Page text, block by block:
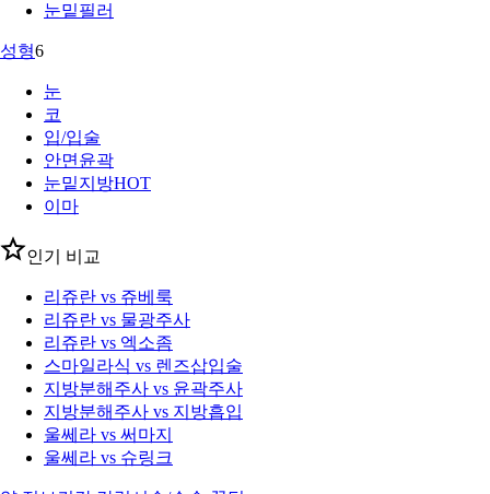
눈밑필러
성형6
눈
코
입/입술
안면윤곽
눈밑지방HOT
이마
인기 비교
리쥬란 vs 쥬베룩
리쥬란 vs 물광주사
리쥬란 vs 엑소좀
스마일라식 vs 렌즈삽입술
지방분해주사 vs 윤곽주사
지방분해주사 vs 지방흡입
울쎄라 vs 써마지
울쎄라 vs 슈링크